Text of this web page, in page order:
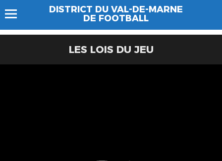
DISTRICT DU VAL-DE-MARNE
DE FOOTBALL
LES LOIS DU JEU